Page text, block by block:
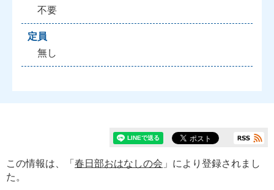
不要
定員
無し
この情報は、「 春日部おはなしの会 」により登録されまし
た。